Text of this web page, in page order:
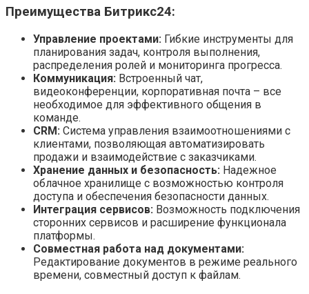
Преимущества Битрикс24:
Управление проектами: Гибкие инструменты для
планирования задач, контроля выполнения,
распределения ролей и мониторинга прогресса.
Коммуникация: Встроенный чат,
видеоконференции, корпоративная почта – все
необходимое для эффективного общения в
команде.
CRM: Система управления взаимоотношениями с
клиентами, позволяющая автоматизировать
продажи и взаимодействие с заказчиками.
Хранение данных и безопасность: Надежное
облачное хранилище с возможностью контроля
доступа и обеспечения безопасности данных.
Интеграция сервисов: Возможность подключения
сторонних сервисов и расширение функционала
платформы.
Совместная работа над документами:
Редактирование документов в режиме реального
времени, совместный доступ к файлам.